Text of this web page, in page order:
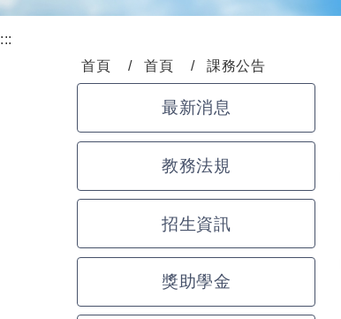
:::
首頁
首頁 課務公告
最新消息
教務法規
招生資訊
獎助學金